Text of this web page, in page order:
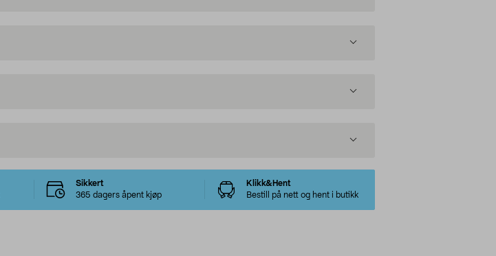
Sikkert
365 dagers åpent kjøp
Klikk&Hent
Bestill på nett og hent i butikk